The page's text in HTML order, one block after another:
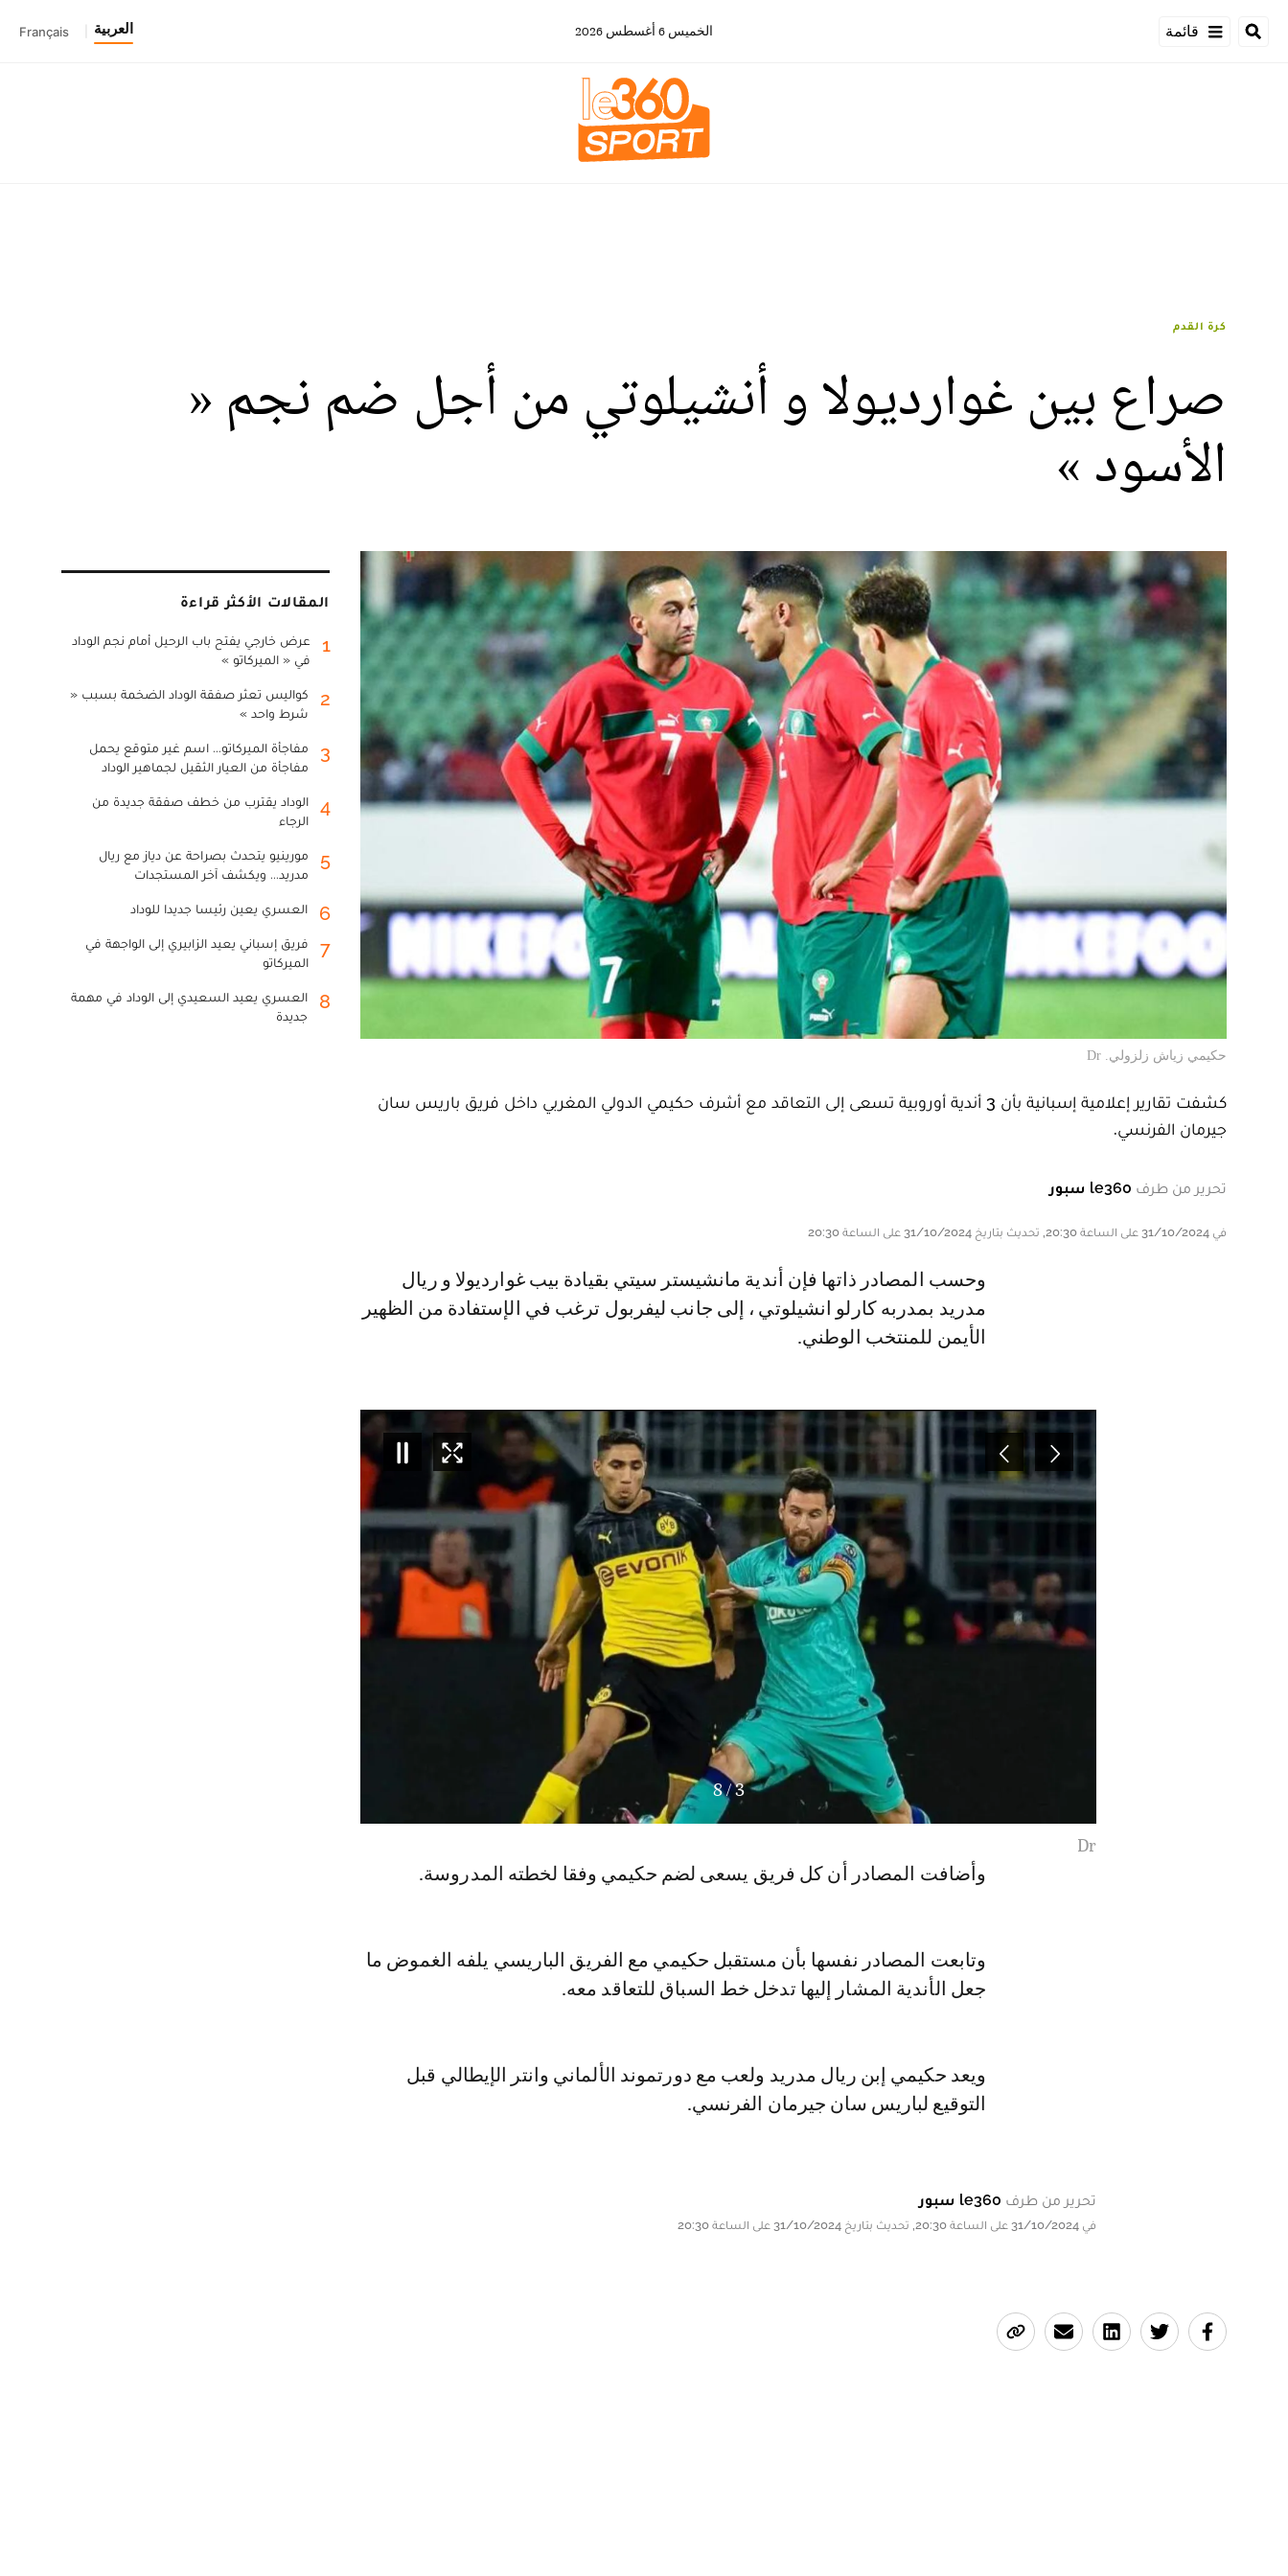
قائمة الخميس 6 أغسطس 2026 العربية Français
كرة القدم
صراع بين غوارديولا و أنشيلوتي من أجل ضم نجم «
الأسود »
حكيمي زياش زلزولي. Dr
كشفت تقارير إعلامية إسبانية بأن 3 أندية أوروبية تسعى إلى التعاقد مع أشرف حكيمي الدولي المغربي داخل فريق باريس سان
جيرمان الفرنسي.
تحرير من طرف le360 سبور
في 31/10/2024 على الساعة 20:30, تحديث بتاريخ 31/10/2024 على الساعة 20:30
وحسب المصادر ذاتها فإن أندية مانشيستر سيتي بقيادة بيب غوارديولا و ريال
مدريد بمدربه كارلو انشيلوتي ، إلى جانب ليفربول ترغب في الإستفادة من الظهير
الأيمن للمنتخب الوطني.
4
/
8
Dr
وأضافت المصادر أن كل فريق يسعى لضم حكيمي وفقا لخطته المدروسة.
وتابعت المصادر نفسها بأن مستقبل حكيمي مع الفريق الباريسي يلفه الغموض ما
جعل الأندية المشار إليها تدخل خط السباق للتعاقد معه.
ويعد حكيمي إبن ريال مدريد ولعب مع دورتموند الألماني وانتر الإيطالي قبل
التوقيع لباريس سان جيرمان الفرنسي.
تحرير من طرف le360 سبور
في 31/10/2024 على الساعة 20:30, تحديث بتاريخ 31/10/2024 على الساعة 20:30
المقالات الأكثر قراءة
1
عرض خارجي يفتح باب الرحيل أمام نجم الوداد
في « الميركاتو »
2
كواليس تعثر صفقة الوداد الضخمة بسبب «
شرط واحد »
3
مفاجأة الميركاتو... اسم غير متوقع يحمل
مفاجأة من العيار الثقيل لجماهير الوداد
4
الوداد يقترب من خطف صفقة جديدة من
الرجاء
5
مورينيو يتحدث بصراحة عن دياز مع ريال
مدريد... ويكشف آخر المستجدات
6 العسري يعين رئيسا جديدا للوداد
7
فريق إسباني يعيد الزابيري إلى الواجهة في
الميركاتو
8
العسري يعيد السعيدي إلى الوداد في مهمة
جديدة